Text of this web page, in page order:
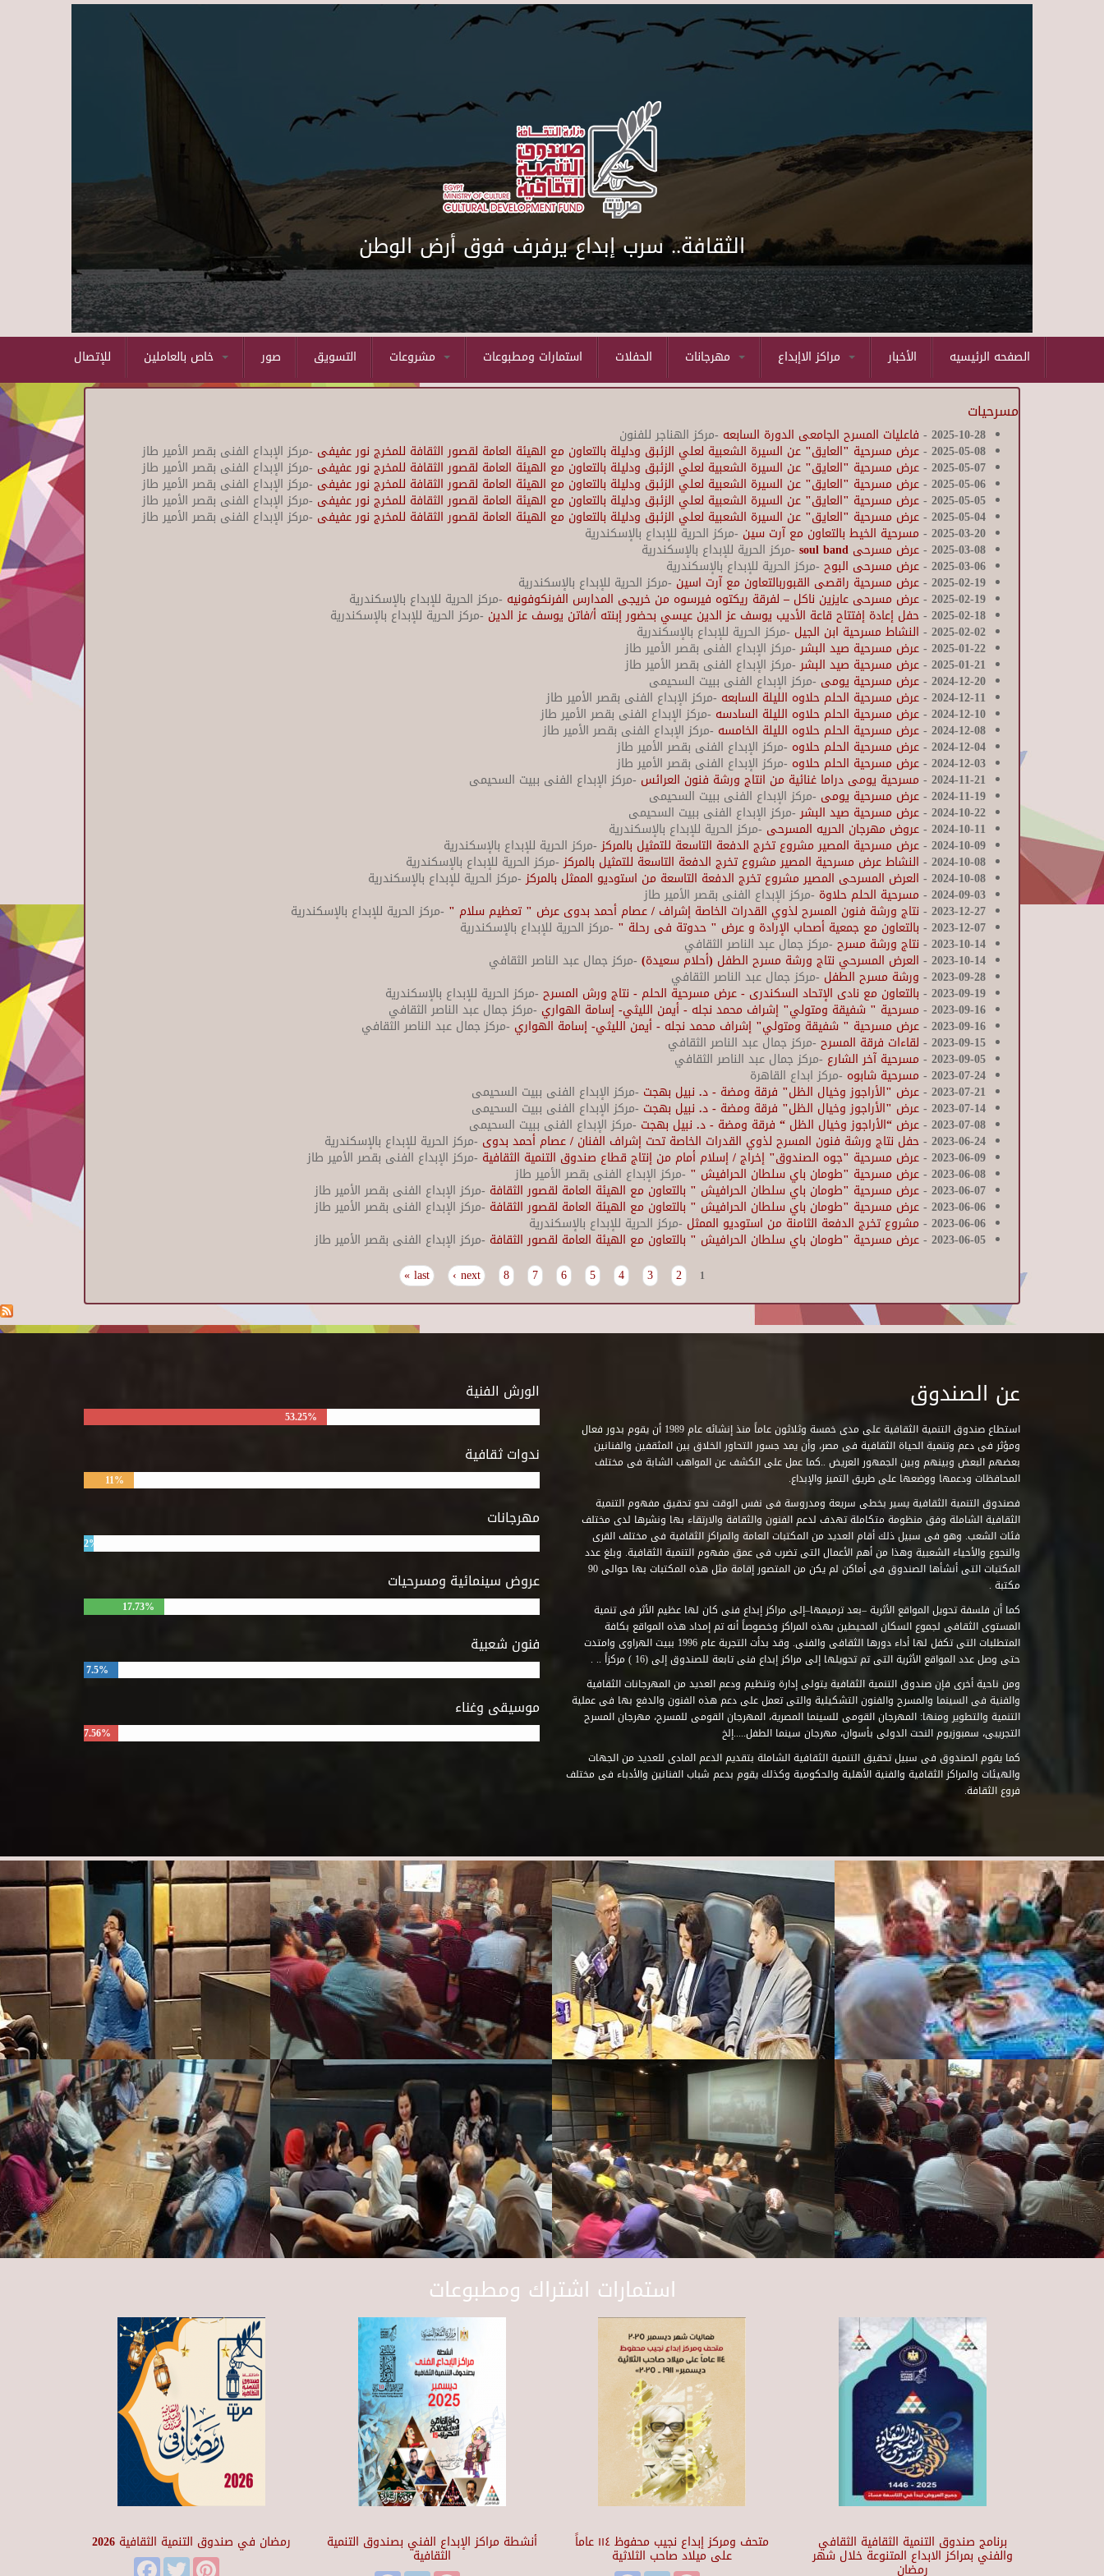
Skip to main content
الثقافة.. سرب إبداع يرفرف فوق أرض الوطن
للإتصال صور التسويق استمارات ومطبوعات الحفلات الأخبار الصفحه الرئيسيه
مسرحيات
2025-10-28
- فاعليات المسرح الجامعى الدورة السابعه -مركز الهناجر للفنون
2025-05-08
-عرض مسرحية "العايق" عن السيرة الشعبية لعلي الزئبق ودليلة بالتعاون مع الهيئة العامة لقصور الثقافة للمخرج نور عفيفى -مركز الإبداع الفنى بقصر الأمير طاز
2025-05-07
-عرض مسرحية "العايق" عن السيرة الشعبية لعلي الزئبق ودليلة بالتعاون مع الهيئة العامة لقصور الثقافة للمخرج نور عفيفى -مركز الإبداع الفنى بقصر الأمير طاز
2025-05-06
-عرض مسرحية "العايق" عن السيرة الشعبية لعلي الزئبق ودليلة بالتعاون مع الهيئة العامة لقصور الثقافة للمخرج نور عفيفى -مركز الإبداع الفنى بقصر الأمير طاز
2025-05-05
-عرض مسرحية "العايق" عن السيرة الشعبية لعلي الزئبق ودليلة بالتعاون مع الهيئة العامة لقصور الثقافة للمخرج نور عفيفى -مركز الإبداع الفنى بقصر الأمير طاز
2025-05-04
-عرض مسرحية "العايق" عن السيرة الشعبية لعلي الزئبق ودليلة بالتعاون مع الهيئة العامة لقصور الثقافة للمخرج نور عفيفى -مركز الإبداع الفنى بقصر الأمير طاز
2025-03-20
- مسرحية الخيط بالتعاون مع آرت سين -مركز الحرية للإبداع بالإسكندرية
2025-03-08
-عرض مسرحى soul band -مركز الحرية للإبداع بالإسكندرية
2025-03-06
-عرض مسرحى البوح -مركز الحرية للإبداع بالإسكندرية
2025-02-19
-عرض مسرحية راقصى القبوربالتعاون مع آرت اسين -مركز الحرية للإبداع بالإسكندرية
2025-02-19
-عرض مسرحى عايزين ناكل – لفرقة ريكتوه فيرسوه من خريجى المدارس الفرنكوفونيه -مركز الحرية للإبداع بالإسكندرية
2025-02-18
-حفل إعادة إفتتاح قاعة الأديب يوسف عز الدين عيسي بحضور إبنته أ/فاتن يوسف عز الدين -مركز الحرية للإبداع بالإسكندرية
2025-02-02
- النشاط مسرحية ابن الجيل -مركز الحرية للإبداع بالإسكندرية
2025-01-22
-عرض مسرحية صيد البشر-مركز الإبداع الفنى بقصر الأمير طاز
2025-01-21
-عرض مسرحية صيد البشر-مركز الإبداع الفنى بقصر الأمير طاز
2024-12-20
-عرض مسرحية يومى -مركز الإبداع الفنى ببيت السحيمى
2024-12-11
-عرض مسرحية الحلم حلاوه الليلة السابعه -مركز الإبداع الفنى بقصر الأمير طاز
2024-12-10
-عرض مسرحية الحلم حلاوه الليلة السادسه -مركز الإبداع الفنى بقصر الأمير طاز
2024-12-08
-عرض مسرحية الحلم حلاوه الليلة الخامسه -مركز الإبداع الفنى بقصر الأمير طاز
2024-12-04
-عرض مسرحية الحلم حلاوه -مركز الإبداع الفنى بقصر الأمير طاز
2024-12-03
-عرض مسرحية الحلم حلاوه -مركز الإبداع الفنى بقصر الأمير طاز
2024-11-21
- مسرحية يومى دراما غنائية من انتاج ورشة فنون العرائس -مركز الإبداع الفنى ببيت السحيمى
2024-11-19
-عرض مسرحية يومى -مركز الإبداع الفنى ببيت السحيمى
2024-10-22
-عرض مسرحية صيد البشر-مركز الإبداع الفنى ببيت السحيمى
2024-10-11
-عروض مهرجان الحريه المسرحى -مركز الحرية للإبداع بالإسكندرية
2024-10-09
-عرض مسرحية المصير مشروع تخرج الدفعة التاسعة للتمثيل بالمركز-مركز الحرية للإبداع بالإسكندرية
2024-10-08
- النشاط عرض مسرحية المصير مشروع تخرج الدفعة التاسعة للتمثيل بالمركز-مركز الحرية للإبداع بالإسكندرية
2024-10-08
- العرض المسرحى المصير مشروع تخرج الدفعة التاسعة من استوديو الممثل بالمركز-مركز الحرية للإبداع بالإسكندرية
2024-09-03
- مسرحية الحلم حلاوة -مركز الإبداع الفنى بقصر الأمير طاز
2023-12-27
- نتاج ورشة فنون المسرح لذوي القدرات الخاصة إشراف / عصام أحمد بدوى عرض " تعظيم سلام " -مركز الحرية للإبداع بالإسكندرية
2023-12-07
- بالتعاون مع جمعية أصحاب الإرادة و عرض " حدوتة فى رحلة " -مركز الحرية للإبداع بالإسكندرية
2023-10-14
- نتاج ورشة مسرح -مركز جمال عبد الناصر الثقافي
2023-10-14
- العرض المسرحي نتاج ورشة مسرح الطفل (أحلام سعيدة) -مركز جمال عبد الناصر الثقافي
2023-09-28
- ورشة مسرح الطفل -مركز جمال عبد الناصر الثقافي
2023-09-19
- بالتعاون مع نادى الإتحاد السكندرى - عرض مسرحية الحلم - نتاج ورش المسرح -مركز الحرية للإبداع بالإسكندرية
2023-09-16
- مسرحية " شفيقة ومتولي" إشراف محمد نجله - أيمن الليثي- إسامة الهواري -مركز جمال عبد الناصر الثقافي
2023-09-16
-عرض مسرحية " شفيقة ومتولي" إشراف محمد نجله - أيمن الليثي- إسامة الهواري -مركز جمال عبد الناصر الثقافي
2023-09-15
- لقاءات فرقة المسرح -مركز جمال عبد الناصر الثقافي
2023-09-05
- مسرحية آخر الشارع -مركز جمال عبد الناصر الثقافي
2023-07-24
- مسرحية شابوه -مركز ابداع القاهرة
2023-07-21
-عرض "الأراجوز وخيال الظل" فرقة ومضة - د. نبيل بهجت -مركز الإبداع الفنى ببيت السحيمى
2023-07-14
-عرض "الأراجوز وخيال الظل" فرقة ومضة - د. نبيل بهجت -مركز الإبداع الفنى ببيت السحيمى
2023-07-08
-عرض “الأراجوز وخيال الظل “ فرقة ومضة - د. نبيل بهجت -مركز الإبداع الفنى ببيت السحيمى
2023-06-24
-حفل نتاج ورشة فنون المسرح لذوي القدرات الخاصة تحت إشراف الفنان / عصام أحمد بدوى -مركز الحرية للإبداع بالإسكندرية
2023-06-09
-عرض مسرحية "جوه الصندوق" إخراج / إسلام أمام من إنتاج قطاع صندوق التنمية الثقافية -مركز الإبداع الفنى بقصر الأمير طاز
2023-06-08
-عرض مسرحية "طومان باي سلطان الحرافيش " -مركز الإبداع الفنى بقصر الأمير طاز
2023-06-07
-عرض مسرحية "طومان باي سلطان الحرافيش " بالتعاون مع الهيئة العامة لقصور الثقافة -مركز الإبداع الفنى بقصر الأمير طاز
2023-06-06
-عرض مسرحية "طومان باي سلطان الحرافيش " بالتعاون مع الهيئة العامة لقصور الثقافة -مركز الإبداع الفنى بقصر الأمير طاز
2023-06-06
- مشروع تخرج الدفعة الثامنة من استوديو الممثل -مركز الحرية للإبداع بالإسكندرية
2023-06-05
-عرض مسرحية "طومان باي سلطان الحرافيش " بالتعاون مع الهيئة العامة لقصور الثقافة -مركز الإبداع الفنى بقصر الأمير طاز
1
2
3
4
5
6
7
8
next ›
last »
الورش الفنية
53.25%
ندوات ثقافية
11%
مهرجانات
2%
عروض سينمائية ومسرحيات
17.73%
فنون شعبية
7.5%
موسيقى وغناء
7.56%
عن الصندوق
استطاع صندوق التنمية الثقافية على مدى خمسة وثلاثون عاماً منذ إنشائه عام 1989 أن يقوم بدور فعال
ومؤثر فى دعم وتنمية الحياة الثقافية فى مصر، وأن يمد جسور التحاور الخلاق بين المثقفين والفنانين
بعضهم البعض وبينهم وبين الجمهور العريض ..كما عمل على الكشف عن المواهب الشابة فى مختلف
المحافظات ودعمها ووضعها على طريق التميز والإبداع.
فصندوق التنمية الثقافية يسير بخطى سريعة ومدروسة فى نفس الوقت نحو تحقيق مفهوم التنمية
الثقافية الشاملة وفق منظومة متكاملة تهدف لدعم الفنون والثقافة والارتقاء بها ونشرها لدى مختلف
فئات الشعب. وهو فى سبيل ذلك أقام العديد من المكتبات العامة والمراكز الثقافية فى مختلف القرى
والنجوع والأحياء الشعبية وهذا من أهم الأعمال التى تضرب فى عمق مفهوم التنمية الثقافية. وبلغ عدد
المكتبات التى أنشأها الصندوق فى أماكن لم يكن من المتصور إقامة مثل هذه المكتبات بها حوالى 90
مكتبة .
كما أن فلسفة تحويل المواقع الأثرية –بعد ترميمها–إلى مراكز إبداع فنى كان لها عظيم الأثر فى تنمية
المستوى الثقافى لجموع السكان المحيطين بهذه المراكز وخصوصاً أنه تم إمداد هذه المواقع بكافة
المتطلبات التى تكفل لها أداء دورها الثقافى والفنى. وقد بدأت التجربة عام 1996 ببيت الهراوى وامتدت
حتى وصل عدد المواقع الأثرية التى تم تحويلها إلى مراكز إبداع فنى تابعة للصندوق إلى (16 ) مركزاً .. .
ومن ناحية أخرى فإن صندوق التنمية الثقافية يتولى إدارة وتنظيم ودعم العديد من المهرجانات الثقافية
والفنية فى السينما والمسرح والفنون التشكيلية والتى تعمل على دعم هذه الفنون والدفع بها فى عملية
التنمية والتطوير ومنها: المهرجان القومى للسينما المصرية، المهرجان القومى للمسرح، مهرجان المسرح
التجريبى، سمبوزيوم النحت الدولى بأسوان، مهرجان سينما الطفل.....إلخ
كما يقوم الصندوق فى سبيل تحقيق التنمية الثقافية الشاملة بتقديم الدعم المادى للعديد من الجهات
والهيئات والمراكز الثقافية والفنية الأهلية والحكومية وكذلك يقوم بدعم شباب الفنانين والأدباء فى مختلف
فروع الثقافة.
استمارات اشتراك ومطبوعات
رمضان في صندوق التنمية الثقافية 2026
FacebookTwitter
أنشطة مراكز الإبداع الفني بصندوق التنمية
الثقافية
متحف ومركز إبداع نجيب محفوظ ١١٤ عاماً
على ميلاد صاحب الثلاثية
برنامج صندوق التنمية الثقافية الثقافي
والفني بمراكز الابداع المتنوعة خلال شهر
رمضان